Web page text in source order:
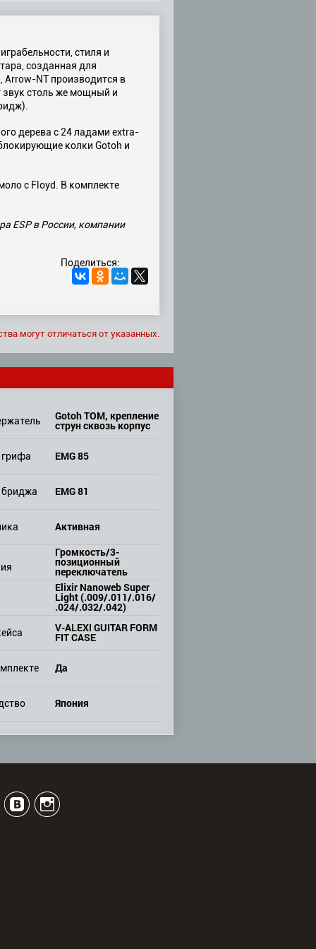
стиля и
созданная для
Arrow-NT производится в
звук столь же мощный и
дерева с 24 ладами extra-
колки Gotoh и
с Floyd. В комплекте
ESP в России, компании
Поделиться:
могут отличаться от указанных.
Gotoh TOM, крепление
струн сквозь корпус
EMG 85
бриджа EMG 81
Активная
Громкость/3-
позиционный
переключатель
Elixir Nanoweb Super
Light (.009/.011/.016/
.024/.032/.042)
V-ALEXI GUITAR FORM
FIT CASE
Да
Япония